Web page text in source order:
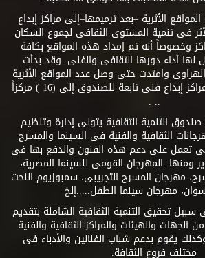
الأثرية –بعد ترميمها–إلى مراكز إبداع
فى تنمية المستوى الثقافى لجموع السكان
وخصوصاً أنه تم إمداد هذه المواقع بكافة
لها أداء دورها الثقافى والفنى. وقد بدأت
عام 1996 ببيت الهراوى وامتدت حتى وصل عدد المواقع الأثرية
التى تم تحويلها إلى مراكز إبداع فنى تابعة للصندوق إلى (16 ) مركزاً
.. .
التنمية الثقافية يتولى إدارة وتنظيم
الثقافية والفنية فى السينما والمسرح
تعمل على دعم هذه الفنون والدفع بها فى
ومنها: المهرجان القومى للسينما المصرية،
مهرجان المسرح التجريبى، سمبوزيوم النحت
مهرجان سينما الطفل.....إلخ
تحقيق التنمية الثقافية الشاملة بتقديم
الجهات والهيئات والمراكز الثقافية والفنية
يقوم بدعم شباب الفنانين والأدباء فى
مختلف فروع الثقافة.